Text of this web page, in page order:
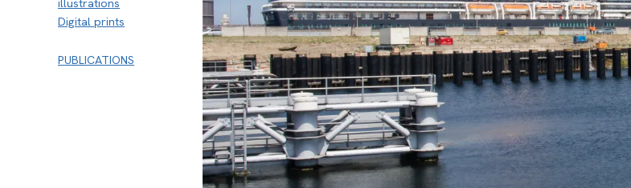
illustrations
Digital prints
PUBLICATIONS